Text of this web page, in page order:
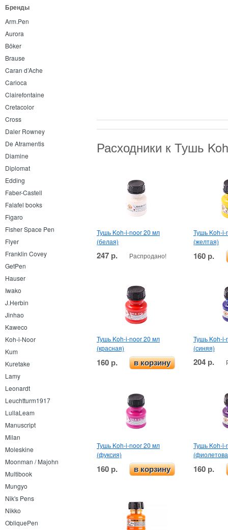
Бренды
Arm.Pen
Aurora
Böker
Brause
Caran d’Ache
Carioca
Clairefontaine
Cretacolor
Cross
Daler Rowney
De Atramentis
Diamine
Diplomat
Edding
Faber-Castell
Falafel books
Figaro
Fisher Space Pen
Flyer
Franklin Covey
GetPen
Hauser
Iwako
J.Herbin
Jinhao
Kaweco
Koh-i-Noor
Kum
Kuretake
Lamy
Leonardt
Leuchtturm1917
LullaLeam
Manuscript
Milan
Moleskine
Moonman / Majohn
Multibook
Mungyo
Nik's Pens
Nikko
ObliquePen
Расходники к Тушь
Тушь Koh-i-noor 20 мл
(белая)
247 р. Распродано!
Тушь Koh-
(желтая)
160 р.
Тушь Koh-i-noor 20 мл
(красная)
160 р. в корзину
Тушь Koh-
(синяя)
204 р.
Тушь Koh-i-noor 20 мл
(фуксия)
160 р. в корзину
Тушь Koh-
160 р.